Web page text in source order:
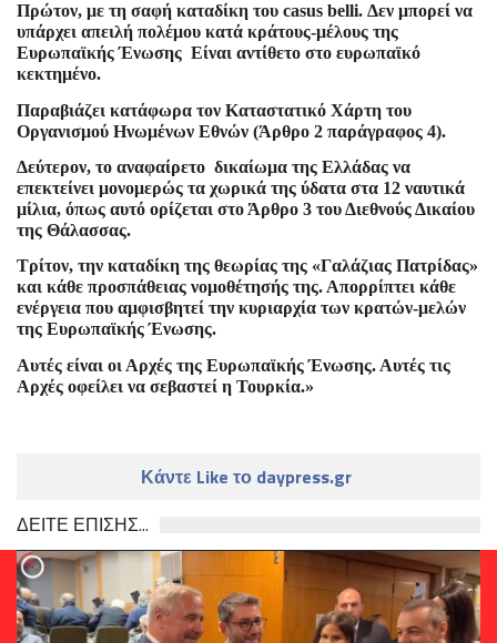
Πρώτον, με τη σαφή καταδίκη του casus belli. Δεν μπορεί να
υπάρχει απειλή πολέμου κατά κράτους-μέλους της
Ευρωπαϊκής Ένωσης Είναι αντίθετο στο ευρωπαϊκό
κεκτημένο.
Παραβιάζει κατάφωρα τον Καταστατικό Χάρτη του
Οργανισμού Ηνωμένων Εθνών (Άρθρο 2 παράγραφος 4).
Δεύτερον, το αναφαίρετο δικαίωμα της Ελλάδας να
επεκτείνει μονομερώς τα χωρικά της ύδατα στα 12 ναυτικά
μίλια, όπως αυτό ορίζεται στο Άρθρο 3 του Διεθνούς Δικαίου
της Θάλασσας.
Τρίτον, την καταδίκη της θεωρίας της «Γαλάζιας Πατρίδας»
και κάθε προσπάθειας νομοθέτησής της. Απορρίπτει κάθε
ενέργεια που αμφισβητεί την κυριαρχία των κρατών-μελών
της Ευρωπαϊκής Ένωσης.
Αυτές είναι οι Αρχές της Ευρωπαϊκής Ένωσης. Αυτές τις
Αρχές οφείλει να σεβαστεί η Τουρκία.»
Κάντε Like το daypress.gr
ΔΕΙΤΕ ΕΠΙΣΗΣ...